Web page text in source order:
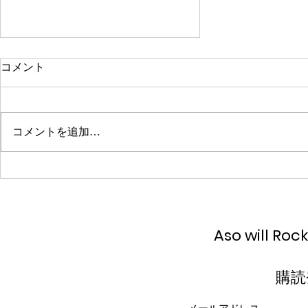
2023-10-14 Aso Will Rock You
コメント
コメントを追加…
Aso will
購